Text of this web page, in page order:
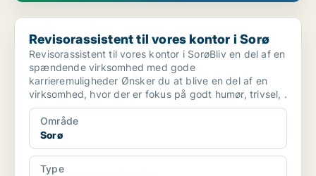
Revisorassistent til vores kontor i Sorø
Revisorassistent til vores kontor i Sorø
Revisorassistent til vores kontor i SorøBliv en del af en
spændende virksomhed med gode
karrieremuligheder Ønsker du at blive en del af en
virksomhed, hvor der er fokus på godt humør, trivsel, .
Område
Sorø
Type